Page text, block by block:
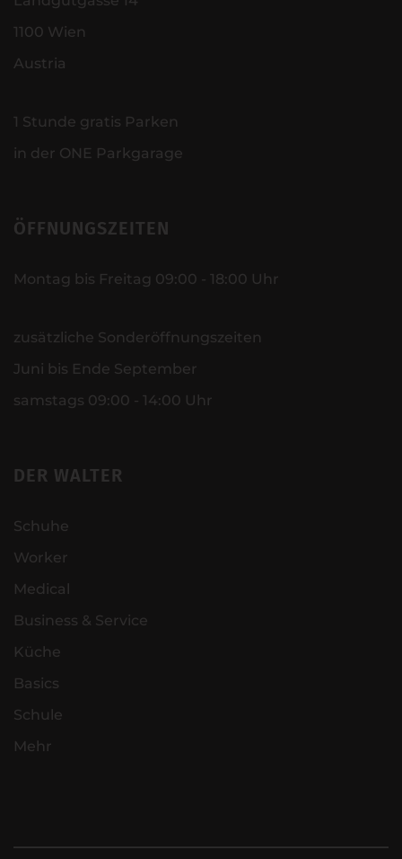
1100 Wien
Austria
1 Stunde gratis Parken
in der ONE Parkgarage
ÖFFNUNGSZEITEN
Montag bis Freitag 09:00 - 18:00 Uhr
zusätzliche Sonderöffnungszeiten
Juni bis Ende September
samstags 09:00 - 14:00 Uhr
DER WALTER
Schuhe
Worker
Medical
Business & Service
Küche
Basics
Schule
Mehr